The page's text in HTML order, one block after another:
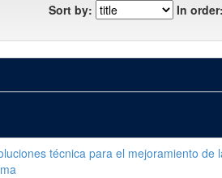
Sort by: In order:
técnica para el mejoramiento